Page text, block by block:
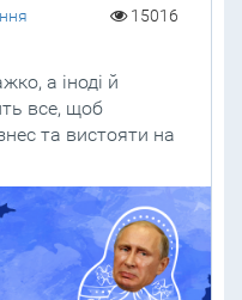
15016
а іноді й
все, щоб
та вистояти на